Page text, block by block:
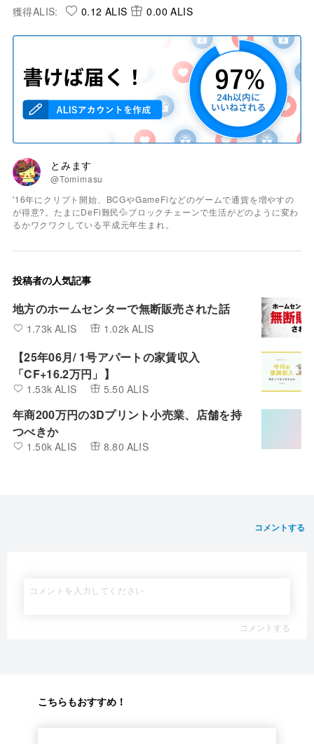
獲得ALIS: 0.12 ALIS 0.00 ALIS
とみます
@Tomimasu
'16年にクリプト開始、BCGやGameFiなどのゲームで通貨を増やすの
が得意?。たまにDeFi難民💦ブロックチェーンで生活がどのように変わ
るかワクワクしている平成元年生まれ。
投稿者の人気記事
地方のホームセンターで無断販売された話
1.73k ALIS 1.02k ALIS
【25年06月/ 1号アパートの家賃収入
「CF+16.2万円」】
1.53k ALIS 5.50 ALIS
年商200万円の3Dプリント小売業、店舗を持
つべきか
1.50k ALIS 8.80 ALIS
コメントする
コメントする
こちらもおすすめ！